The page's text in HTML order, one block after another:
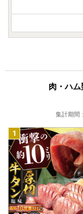
肉・ハ
集計期間